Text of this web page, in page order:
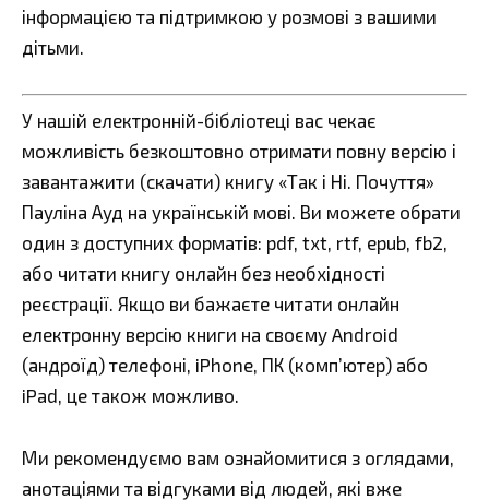
інформацією та підтримкою у розмові з вашими
дітьми.
У нашій електронній-бібліотеці вас чекає
можливість безкоштовно отримати повну версію і
завантажити (скачати) книгу «Так і Ні. Почуття»
Пауліна Ауд на українській мові. Ви можете обрати
один з доступних форматів: pdf, txt, rtf, epub, fb2,
або читати книгу онлайн без необхідності
реєстрації. Якщо ви бажаєте читати онлайн
електронну версію книги на своєму Android
(андроїд) телефоні, iPhone, ПК (комп’ютер) або
iPad, це також можливо.
Ми рекомендуємо вам ознайомитися з оглядами,
анотаціями та відгуками від людей, які вже